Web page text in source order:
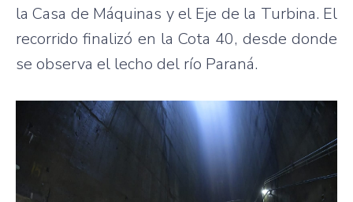
la Casa de Máquinas y el Eje de la Turbina. El
recorrido finalizó en la Cota 40, desde donde
se observa el lecho del río Paraná.